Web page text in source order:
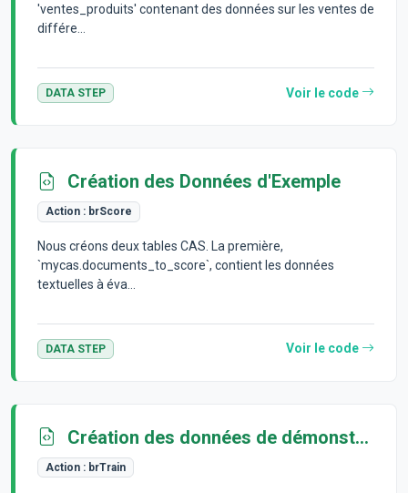
'ventes_produits' contenant des données sur les ventes de
différe...
DATA STEP Voir le code
Création des Données d'Exemple
Action : brScore
Nous créons deux tables CAS. La première,
`mycas.documents_to_score`, contient les données
textuelles à éva...
DATA STEP Voir le code
Création des données de démonstration
Action : brTrain